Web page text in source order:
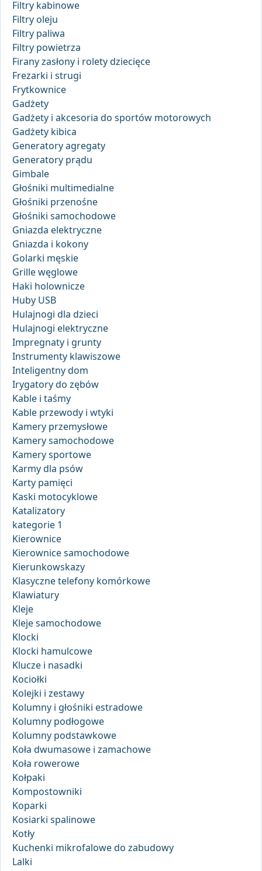
Filtry kabinowe
Filtry oleju
Filtry paliwa
Filtry powietrza
Firany zasłony i rolety dziecięce
Frezarki i strugi
Frytkownice
Gadżety
Gadżety i akcesoria do sportów motorowych
Gadżety kibica
Generatory agregaty
Generatory prądu
Gimbale
Głośniki multimedialne
Głośniki przenośne
Głośniki samochodowe
Gniazda elektryczne
Gniazda i kokony
Golarki męskie
Grille węglowe
Haki holownicze
Huby USB
Hulajnogi dla dzieci
Hulajnogi elektryczne
Impregnaty i grunty
Instrumenty klawiszowe
Inteligentny dom
Irygatory do zębów
Kable i taśmy
Kable przewody i wtyki
Kamery przemysłowe
Kamery samochodowe
Kamery sportowe
Karmy dla psów
Karty pamięci
Kaski motocyklowe
Katalizatory
kategorie 1
Kierownice
Kierownice samochodowe
Kierunkowskazy
Klasyczne telefony komórkowe
Klawiatury
Kleje
Kleje samochodowe
Klocki
Klocki hamulcowe
Klucze i nasadki
Kociołki
Kolejki i zestawy
Kolumny i głośniki estradowe
Kolumny podłogowe
Kolumny podstawkowe
Koła dwumasowe i zamachowe
Koła rowerowe
Kołpaki
Kompostowniki
Koparki
Kosiarki spalinowe
Kotły
Kuchenki mikrofalowe do zabudowy
Lalki